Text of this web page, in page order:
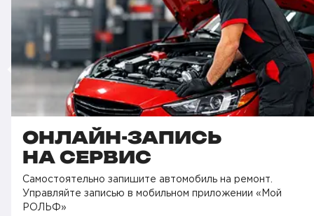
ОНЛАЙН-ЗАПИСЬ
НА СЕРВИС
Самостоятельно запишите автомобиль на ремонт.
Управляйте записью в мобильном приложении «Мой
РОЛЬФ»